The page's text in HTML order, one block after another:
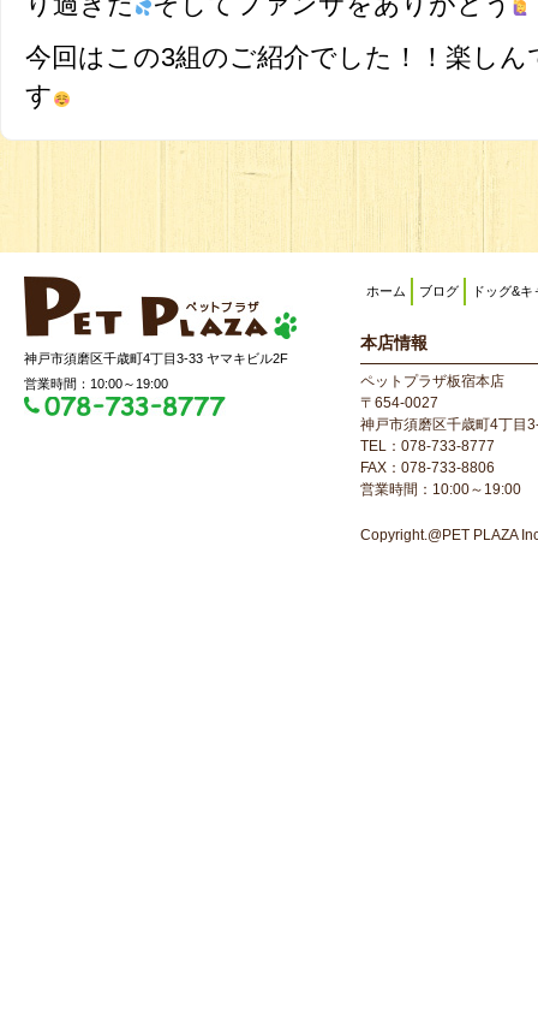
今回はこの3組のご紹介でした！！楽し
す
神戸市須磨区千歳町4丁目3-33 ヤマキビル2F
営業時間：10:00～19:00
ホーム ブログ ドッグ&キ
本店情報
ペットプラザ板宿本店
〒654-0027
神戸市須磨区千歳町4丁目
TEL：078-733-8777
FAX：078-733-8806
営業時間：10:00～19:00
Copyright.@PET PLAZA